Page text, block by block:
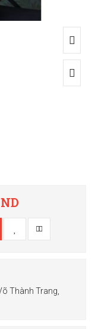
Thành Trang,